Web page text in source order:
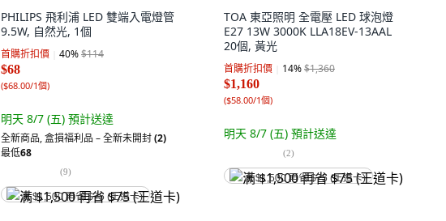
PHILIPS 飛利浦 LED 雙端入電燈管
9.5W, 自然光, 1個
首購折扣價 40%$114
$68
($68.00/1個)
明天 8/7 (五) 預計送達
全新商品,盒損福利品 – 全新未開封(2)
最低68
(9)
满 $1,500 再省 $75 (王道卡)
TOA 東亞照明 全電壓 LED 球泡燈
E27 13W 3000K LLA18EV-13AAL
20個, 黃光
首購折扣價 14%$1,360
$1,160
($58.00/1個)
明天 8/7 (五) 預計送達
(2)
满 $1,500 再省 $75 (王道卡)